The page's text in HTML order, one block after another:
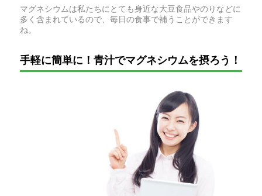
マグネシウムは私たちにとても身近な大豆食品やのりなどに
多く含まれているので、毎日の食事で補うことができます
ね。
手軽に簡単に！青汁でマグネシウムを摂ろう！